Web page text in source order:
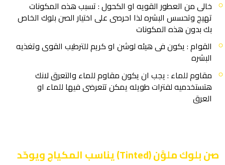
خالى من العطور القويه او الكحول : تسبب هذه المكونات
تهيج وتحسس البشره لذا احرصى على اختيار الصن بلوك الخاص
بك بدون هذه المكونات
القوام : يكون فى هيئه لوشن او كريم للترطيب القوى وتغذيه
البشره
مقاوم للماء : يجب ان يكون مقاوم للماء والتعرق لانك
هتستخدميه لفترات طويله يمكن تتعرضى فيها للماء او
العرق
صن بلوك ملوَّن (Tinted) يناسب المكياج ويوحّد